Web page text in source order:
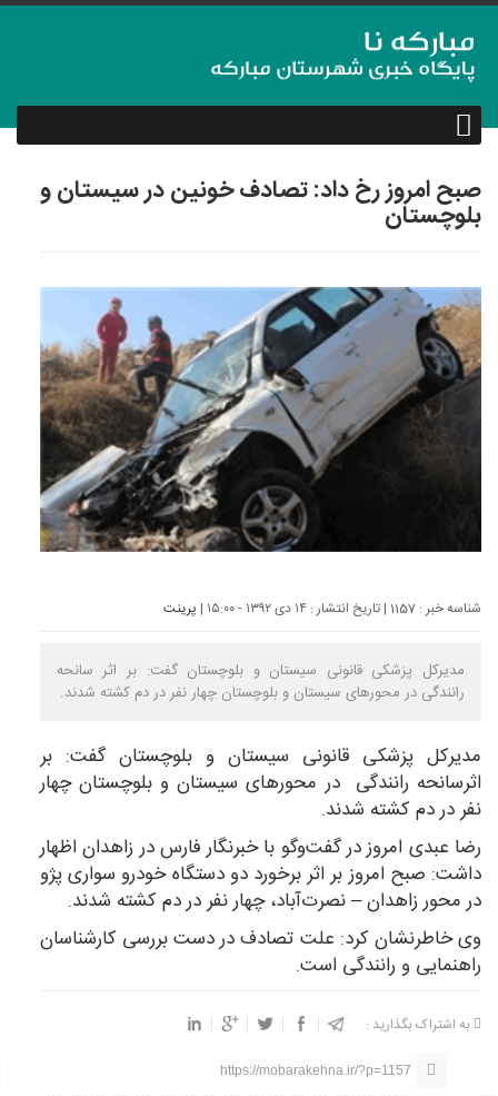
صبح امروز رخ داد: تصادف خونین در سیستان و
بلوچستان
شناسه خبر : 1157 | تاریخ انتشار : ۱۴ دی ۱۳۹۲ - ۱۵:۰۰ | پرینت
مدیرکل پزشکی قانونی سیستان و بلوچستان گفت: بر اثر سانحه
رانندگی در محورهای سیستان و بلوچستان چهار نفر در دم کشته شدند.
مدیرکل پزشکی قانونی سیستان و بلوچستان گفت: بر
اثرسانحه رانندگی در محورهای سیستان و بلوچستان چهار
نفر در دم کشته شدند.
رضا عبدی امروز در گفت‌و‌گو با خبرنگار فارس در زاهدان اظهار
داشت: صبح امروز بر اثر برخورد دو دستگاه خودرو سواری پژو
در محور زاهدان – نصرت‌آباد، چهار نفر در دم کشته شدند.
وی خاطرنشان کرد: علت تصادف در دست بررسی کارشناسان
راهنمایی و رانندگی است.
به اشتراک بگذارید :
https://mobarakehna.ir/?p=1157